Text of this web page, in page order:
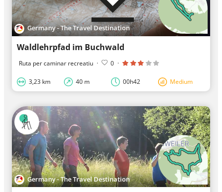
Germany - The Travel Destination
Waldlehrpfad im Buchwald
Ruta per caminar recreatiu · 0 ·
3,23 km 40 m 00h42 Medium
Germany - The Travel Destination